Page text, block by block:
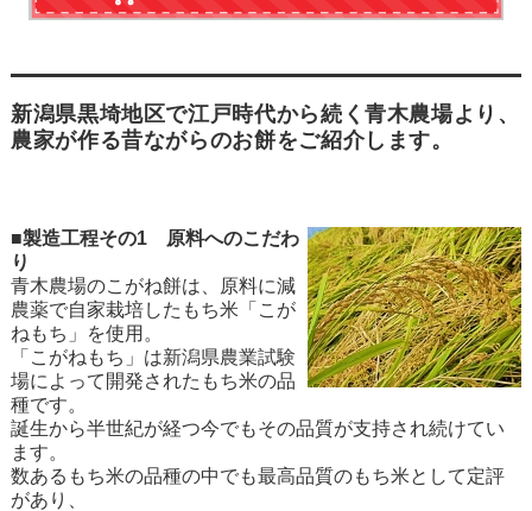
新潟県黒埼地区で江戸時代から続く青木農場より、
農家が作る昔ながらのお餅をご紹介します。
■製造工程その1 原料へのこだわ
り
青木農場のこがね餅は、原料に減
農薬で自家栽培したもち米「こが
ねもち」を使用。
「こがねもち」は新潟県農業試験
場によって開発されたもち米の品
種です。
誕生から半世紀が経つ今でもその品質が支持され続けてい
ます。
数あるもち米の品種の中でも最高品質のもち米として定評
があり、